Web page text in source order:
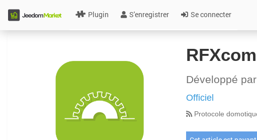
Plugin S'enregistrer Se connecter
RFXcom
Développé par
Officiel
Protocole